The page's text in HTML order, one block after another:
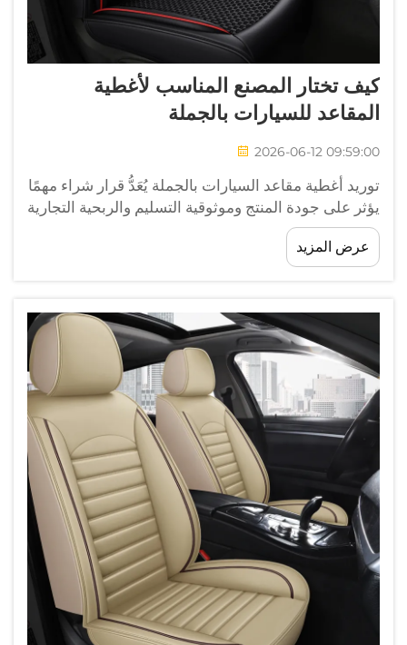
كيف تختار المصنع المناسب لأغطية
المقاعد للسيارات بالجملة
2026-06-12 09:59:00
توريد أغطية مقاعد السيارات بالجملة يُعَدُّ قرار شراء مهمًا
يؤثر على جودة المنتج وموثوقية التسليم والربحية التجارية
على المدى الطويل. سواء كنت موزِّعًا لمعدات السيارات،
أو بائعًا عبر منصات التجارة الإلكترونية، أو...
عرض المزيد